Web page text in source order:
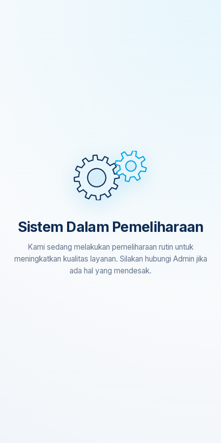
Sistem Dalam Pemeliharaan
Kami sedang melakukan pemeliharaan rutin untuk
meningkatkan kualitas layanan. Silakan hubungi Admin jika
ada hal yang mendesak.